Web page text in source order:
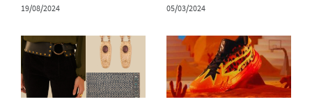
19/08/2024 05/03/2024